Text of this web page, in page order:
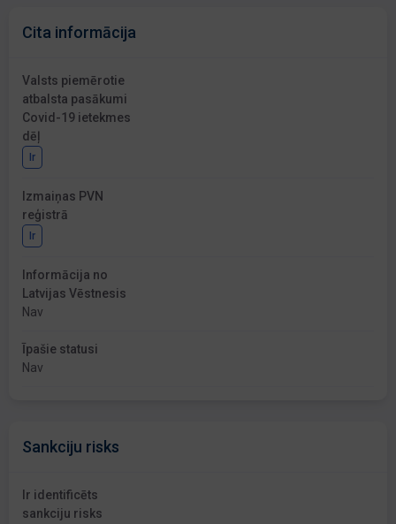
Cita informācija
Valsts piemērotie
atbalsta pasākumi
Covid-19 ietekmes
dēļ
Ir
Izmaiņas PVN
reģistrā
Ir
Informācija no
Latvijas Vēstnesis
Nav
Īpašie statusi
Nav
Sankciju risks
Ir identificēts
sankciju risks